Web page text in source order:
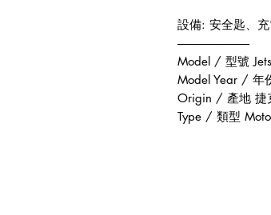
設備: 安全匙、
------------------------------
Model / 型號
Model Year / 年
Origin / 產地 捷
Type / 類型